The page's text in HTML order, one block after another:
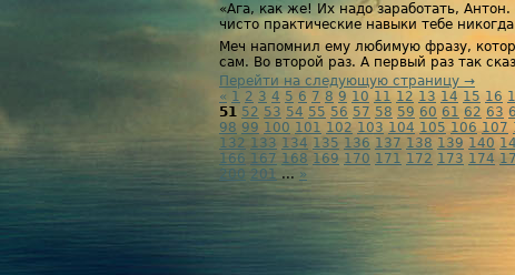
«Ага, как же! Их надо заработать,
чисто практические навыки тебе
Меч напомнил ему любимую фразу,
сам. Во второй раз. А первый раз так
Перейти на следующую страницу →
« 1 2 3 4 5 6 7 8 9 10 11 12 13 14 15 16
51 52 53 54 55 56 57 58 59 60 61 62 63
98 99 100 101 102 103 104 105 106 107
132 133 134 135 136 137 138 139 140
166 167 168 169 170 171 172 173 174
200 201 ... »